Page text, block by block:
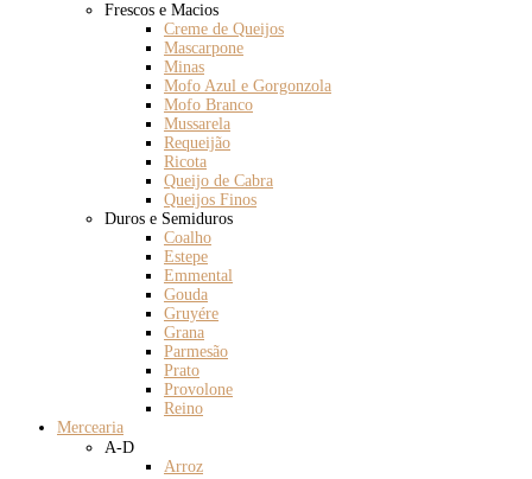
Frescos e Macios
Creme de Queijos
Mascarpone
Minas
Mofo Azul e Gorgonzola
Mofo Branco
Mussarela
Requeijão
Ricota
Queijo de Cabra
Queijos Finos
Duros e Semiduros
Coalho
Estepe
Emmental
Gouda
Gruyére
Grana
Parmesão
Prato
Provolone
Reino
Mercearia
A-D
Arroz